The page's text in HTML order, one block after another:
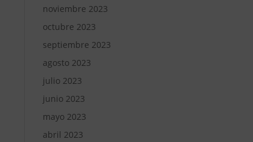
noviembre 2023
octubre 2023
septiembre 2023
agosto 2023
julio 2023
junio 2023
mayo 2023
abril 2023